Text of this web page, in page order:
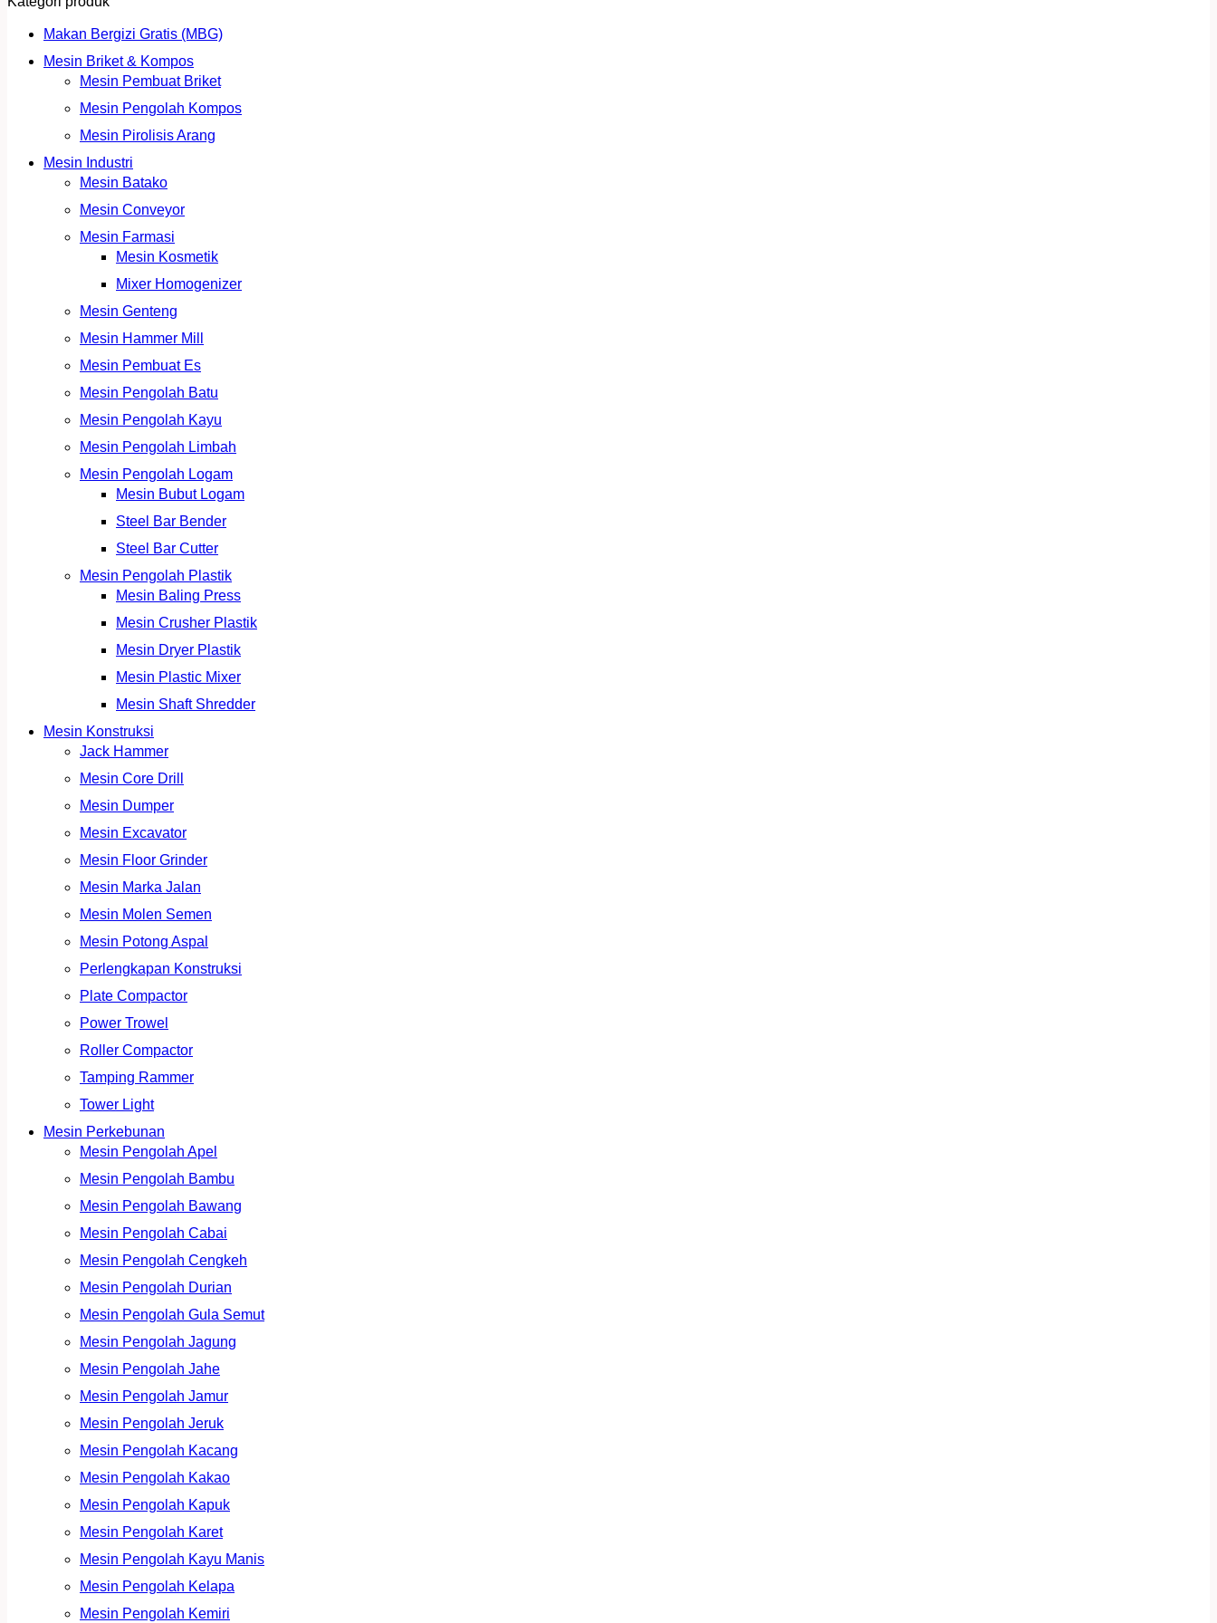
Makan Bergizi Gratis (MBG)
Mesin Briket & Kompos
Mesin Pembuat Briket
Mesin Pengolah Kompos
Mesin Pirolisis Arang
Mesin Industri
Mesin Batako
Mesin Conveyor
Mesin Farmasi
Mesin Kosmetik
Mixer Homogenizer
Mesin Genteng
Mesin Hammer Mill
Mesin Pembuat Es
Mesin Pengolah Batu
Mesin Pengolah Kayu
Mesin Pengolah Limbah
Mesin Pengolah Logam
Mesin Bubut Logam
Steel Bar Bender
Steel Bar Cutter
Mesin Pengolah Plastik
Mesin Baling Press
Mesin Crusher Plastik
Mesin Dryer Plastik
Mesin Plastic Mixer
Mesin Shaft Shredder
Mesin Konstruksi
Jack Hammer
Mesin Core Drill
Mesin Dumper
Mesin Excavator
Mesin Floor Grinder
Mesin Marka Jalan
Mesin Molen Semen
Mesin Potong Aspal
Perlengkapan Konstruksi
Plate Compactor
Power Trowel
Roller Compactor
Tamping Rammer
Tower Light
Mesin Perkebunan
Mesin Pengolah Apel
Mesin Pengolah Bambu
Mesin Pengolah Bawang
Mesin Pengolah Cabai
Mesin Pengolah Cengkeh
Mesin Pengolah Durian
Mesin Pengolah Gula Semut
Mesin Pengolah Jagung
Mesin Pengolah Jahe
Mesin Pengolah Jamur
Mesin Pengolah Jeruk
Mesin Pengolah Kacang
Mesin Pengolah Kakao
Mesin Pengolah Kapuk
Mesin Pengolah Karet
Mesin Pengolah Kayu Manis
Mesin Pengolah Kelapa
Mesin Pengolah Kemiri